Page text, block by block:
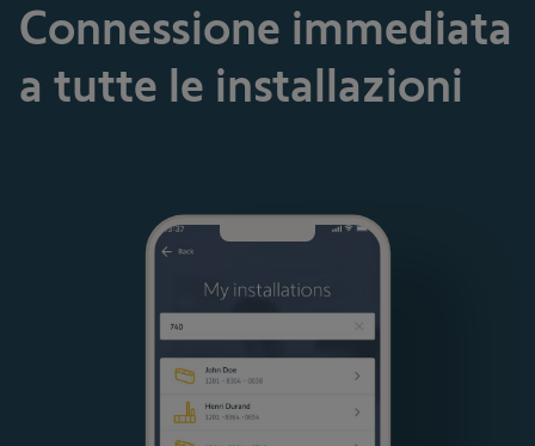
Connessione immediata
a tutte le installazioni